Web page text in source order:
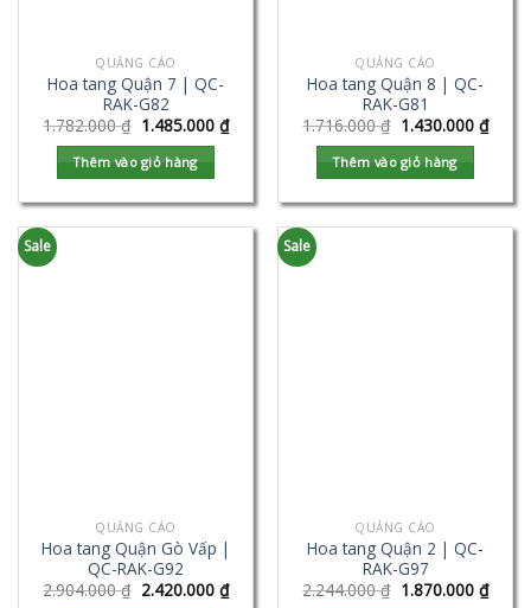
QUẢNG CÁO
Hoa tang Quận 7 | QC-
RAK-G82
1.782.000₫ 1.485.000 ₫
Thêm vào giỏ hàng
QUẢNG CÁO
Hoa tang Quận 8 | QC-
RAK-G81
1.716.000₫ 1.430.000 ₫
Thêm vào giỏ hàng
Sale
QUẢNG CÁO
Hoa tang Quận Gò Vấp |
QC-RAK-G92
2.904.000₫ 2.420.000 ₫
Sale
QUẢNG CÁO
Hoa tang Quận 2 | QC-
RAK-G97
2.244.000₫ 1.870.000 ₫